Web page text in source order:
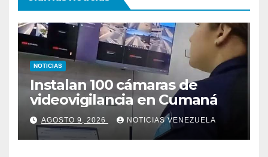
NOTICIAS
Instalan 100 cámaras de
videovigilancia en Cumaná
AGOSTO 9, 2026 NOTICIAS VENEZUELA